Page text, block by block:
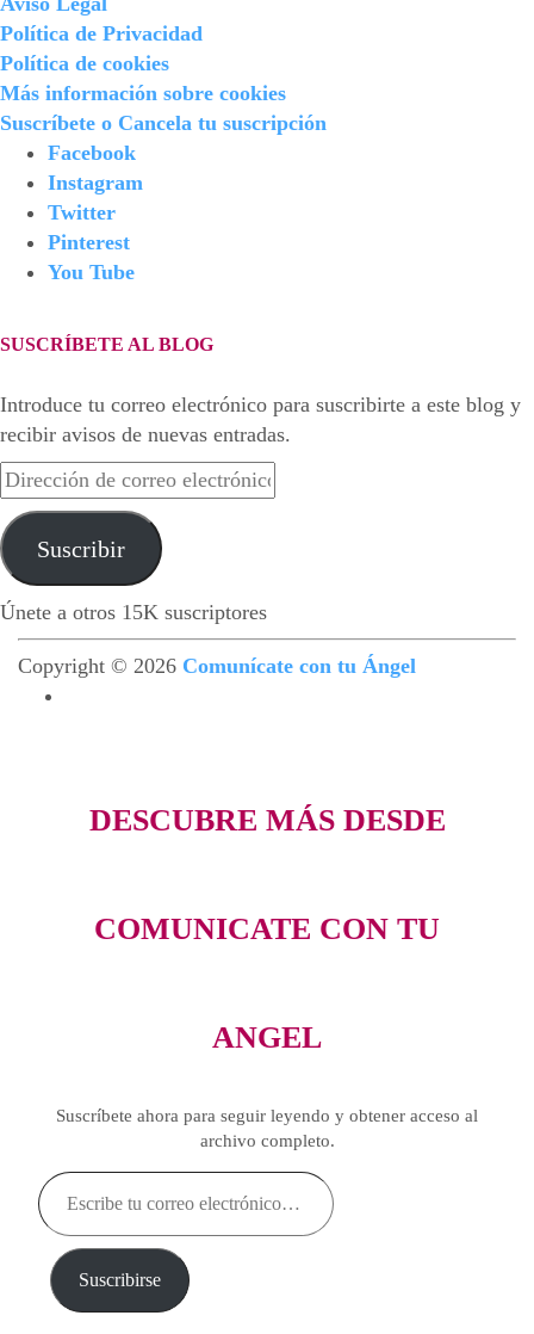
Política de Privacidad
Política de cookies
Más información sobre cookies
Suscríbete o Cancela tu suscripción
Facebook
Instagram
Twitter
Pinterest
You Tube
SUSCRÍBETE AL BLOG
Introduce tu correo electrónico para suscribirte a este blog y
recibir avisos de nuevas entradas.
Dirección
de
correo
electrónico
Suscribir
Únete a otros 15K suscriptores
Copyright © 2026 Comunícate con tu Ángel
DESCUBRE MÁS DESDE
COMUNICATE CON TU
ANGEL
Suscríbete ahora para seguir leyendo y obtener acceso al
archivo completo.
Escribe
tu
correo
electrónico…
Suscribirse